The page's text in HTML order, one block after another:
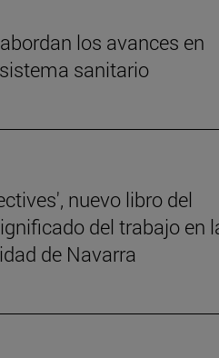
los avances en
sanitario
nuevo libro del
del trabajo en
de Navarra